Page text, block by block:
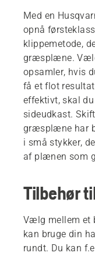
Med en
opnå
klippemetode,
græsplæne.
opsamler, hvis
få et flot
effektivt, skal
sideudkast.
græsplæne har
i små stykker,
af plænen som
Tilbehør
Vælg mellem et
kan bruge din
rundt. Du kan